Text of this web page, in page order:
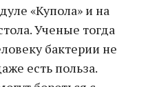
«Купола» и на
Ученые тогда
бактерии не
есть польза.